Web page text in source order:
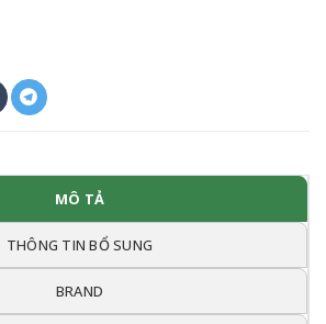
MÔ TẢ
THÔNG TIN BỔ SUNG
BRAND